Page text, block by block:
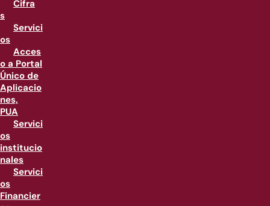
Cifra
s
Servici
os
Acces
o a Portal
Único de
Aplicacio
nes,
PUA
Servici
os
institucio
nales
Servici
os
Financier